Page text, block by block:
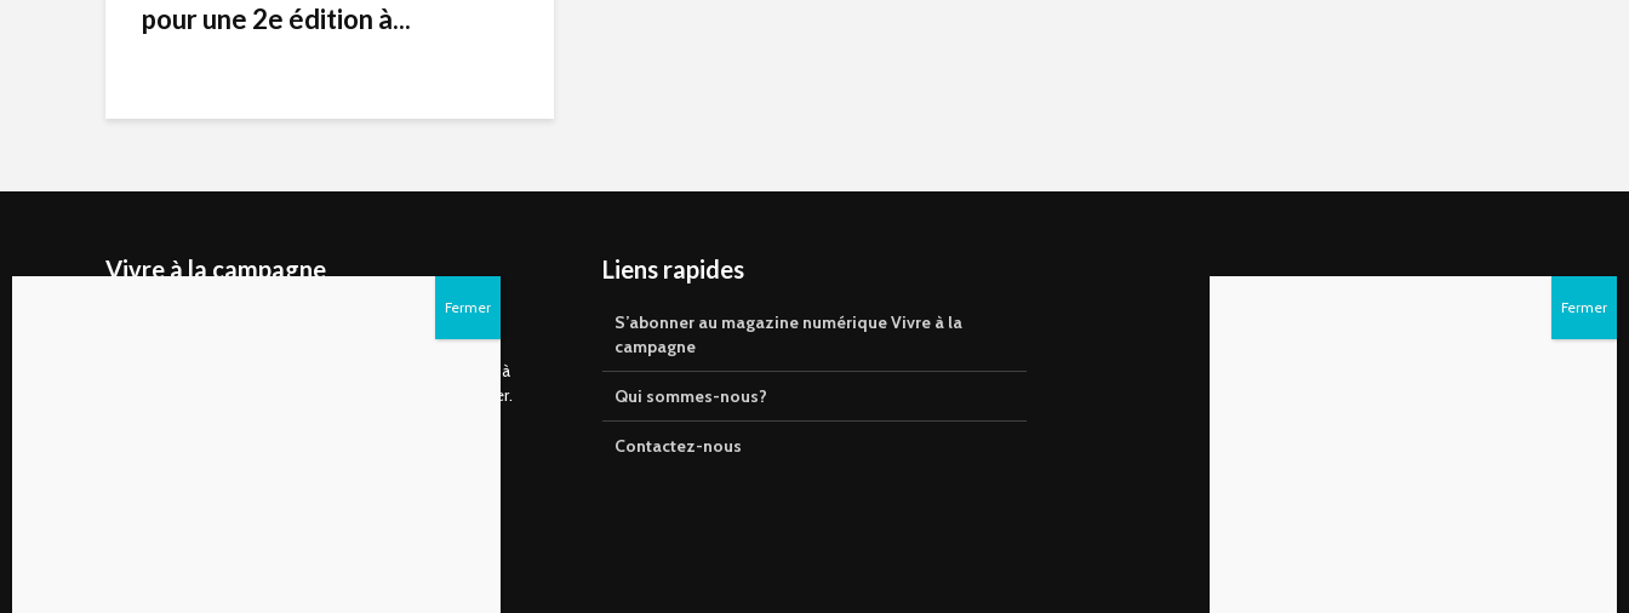
pour une 2e édition à...
Vivre à la campagne
magazine numérique publié deux fois par année qui
s’adresse d’abord aux gens de plus en plus nombreux à
choisir de vivre à la campagne ou à rêver de s’y installer.
Liens rapides
S’abonner au magazine numérique Vivre à la
campagne
Qui sommes-nous?
Contactez-nous